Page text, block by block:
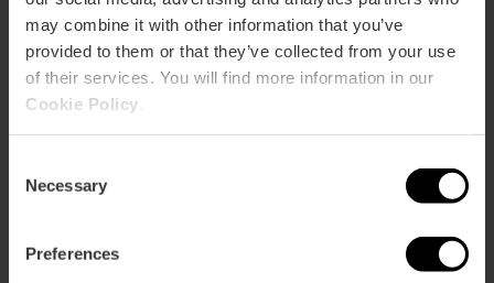
may combine it with other information that you’ve
provided to them or that they’ve collected from your use
of their services. You will find more information in our
Cookie Policy
Selection
Necessary
Preferencestransporte